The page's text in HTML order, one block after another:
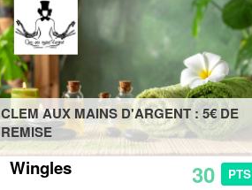
CLEM AUX MAINS D'ARGENT : 5€ DE
REMISE
Wingles 30 PTS